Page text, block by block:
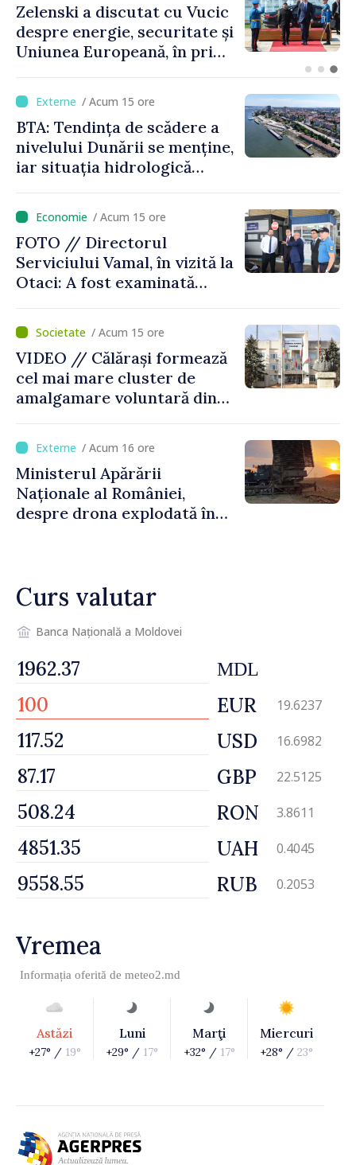
Bulgaria: Ambasadoarea
Ucrainei, convocată la
Ministerul de Externe în
/ Acum 15 ore
BTA: Tendința de scădere a
nivelului Dunării se menține,
iar situația hidrologică
/ Acum 15 ore
FOTO // Directorul
Serviciului Vamal, în vizită la
Otaci: A fost examinată
control vamal cu un scanner
performant/ Acum 15 ore
VIDEO // Călărași formează
cel mai mare cluster de
amalgamare voluntară din
orășenesc a aprobat decizia
finală
/ Acum 16 ore
Ministerul Apărării
Naționale al României,
despre drona explodată în
Curs valutar
Banca Națională a Moldovei
MDL
EUR 19.6237
USD 16.6982
GBP 22.5125
RON 3.8611
UAH 0.4045
RUB 0.2053
Vremea
Informația oferită de meteo2.md
Astăzi
+27° / 19°
Luni
+29° / 17°
Marţi
+32° / 17°
Miercuri
+28° / 23°